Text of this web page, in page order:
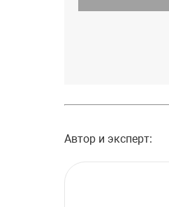
Автор и эксперт: